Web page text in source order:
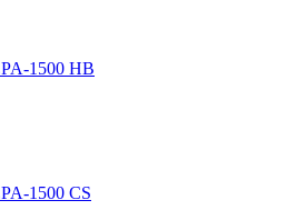
1500 HB
1500 CS